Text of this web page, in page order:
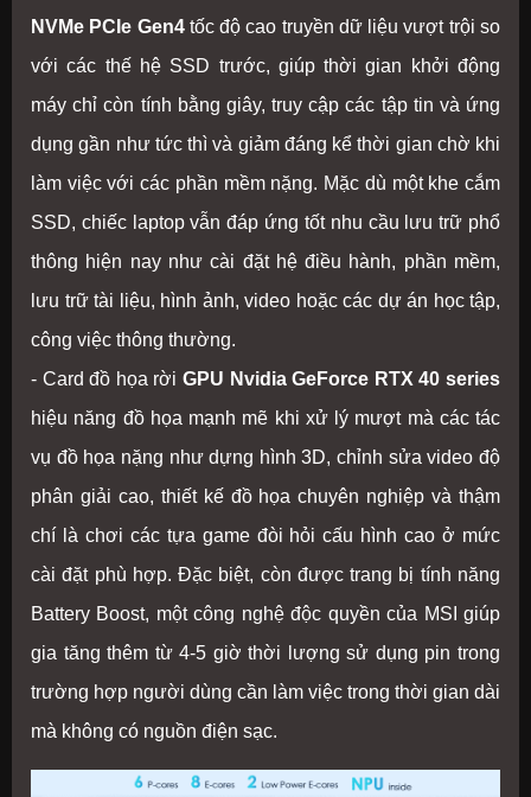
NVMe PCIe Gen4tốc độ cao truyền dữ liệu vượt trội so
với các thế hệ SSD trước, giúp thời gian khởi động
máy chỉ còn tính bằng giây, truy cập các tập tin và ứng
dụng gần như tức thì và giảm đáng kể thời gian chờ khi
làm việc với các phần mềm nặng. Mặc dù một khe cắm
SSD, chiếc laptop vẫn đáp ứng tốt nhu cầu lưu trữ phổ
thông hiện nay như cài đặt hệ điều hành, phần mềm,
lưu trữ tài liệu, hình ảnh, video hoặc các dự án học tập,
công việc thông thường.
- Card đồ họa rời GPU Nvidia GeForce RTX 40 series
hiệu năng đồ họa mạnh mẽ khi xử lý mượt mà các tác
vụ đồ họa nặng như dựng hình 3D, chỉnh sửa video độ
phân giải cao, thiết kế đồ họa chuyên nghiệp và thậm
chí là chơi các tựa game đòi hỏi cấu hình cao ở mức
cài đặt phù hợp. Đặc biệt, còn được trang bị tính năng
Battery Boost, một công nghệ độc quyền của MSI giúp
gia tăng thêm từ 4-5 giờ thời lượng sử dụng pin trong
trường hợp người dùng cần làm việc trong thời gian dài
mà không có nguồn điện sạc.